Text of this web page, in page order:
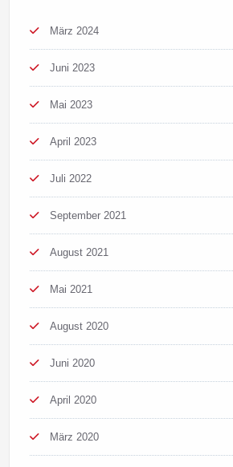
März 2024
Juni 2023
Mai 2023
April 2023
Juli 2022
September 2021
August 2021
Mai 2021
August 2020
Juni 2020
April 2020
März 2020